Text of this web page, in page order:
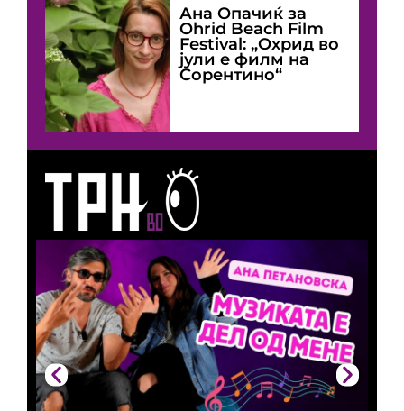
Ана Опачиќ за
Оhrid Beach Film
Festival: „Охрид во
јули е филм на
Сорентино“